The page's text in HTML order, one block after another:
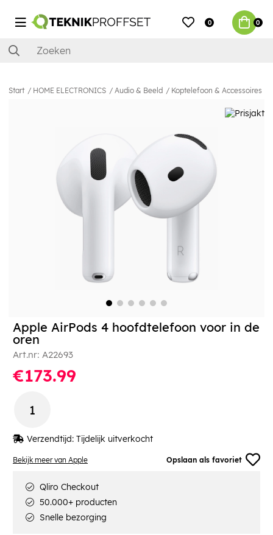
0 0
Start HOME ELECTRONICS Audio & Beeld Koptelefoon & Accessoires
Bekijk meer van Apple Opslaan als favoriet
Apple AirPods 4 hoofdtelefoon voor in de
oren
Art.nr: A22693
€173.99
Verzendtijd: Tijdelijk uitverkocht
Qliro Checkout
50.000+ producten
Snelle bezorging